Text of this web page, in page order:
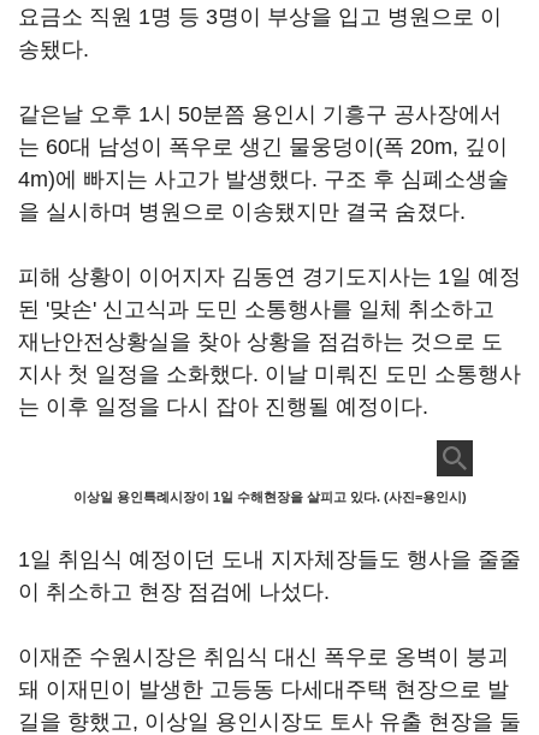
요금소 직원 1명 등 3명이 부상을 입고 병원으로 이
송됐다.
같은날 오후 1시 50분쯤 용인시 기흥구 공사장에서
는 60대 남성이 폭우로 생긴 물웅덩이(폭 20m, 깊이
4m)에 빠지는 사고가 발생했다. 구조 후 심폐소생술
을 실시하며 병원으로 이송됐지만 결국 숨졌다.
피해 상황이 이어지자 김동연 경기도지사는 1일 예정
된 '맞손' 신고식과 도민 소통행사를 일체 취소하고
재난안전상황실을 찾아 상황을 점검하는 것으로 도
지사 첫 일정을 소화했다. 이날 미뤄진 도민 소통행사
는 이후 일정을 다시 잡아 진행될 예정이다.
이상일 용인특례시장이 1일 수해현장을 살피고 있다. (사진=용인시)
1일 취임식 예정이던 도내 지자체장들도 행사을 줄줄
이 취소하고 현장 점검에 나섰다.
이재준 수원시장은 취임식 대신 폭우로 옹벽이 붕괴
돼 이재민이 발생한 고등동 다세대주택 현장으로 발
길을 향했고, 이상일 용인시장도 토사 유출 현장을 둘